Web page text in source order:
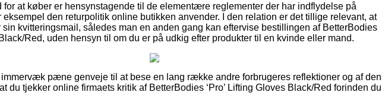
for at køber er hensynstagende til de elementære reglementer der har indflydelse på
eksempel den returpolitik online butikken anvender. I den relation er det tillige relevant, at
sin kvitteringsmail, således man en anden gang kan eftervise bestillingen af BetterBodies
Black/Red, uden hensyn til om du er på udkig efter produkter til en kvinde eller mand.
pæne genveje til at bese en lang række andre forbrugeres reflektioner og af den
du tjekker online firmaets kritik af BetterBodies ‘Pro’ Lifting Gloves Black/Red forinden du